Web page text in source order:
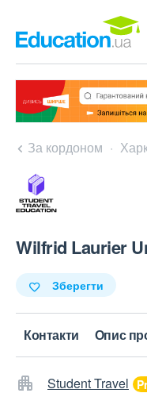
За кордоном
Wilfrid Laurier
Зберегти
Контакти Опис
Student Travel